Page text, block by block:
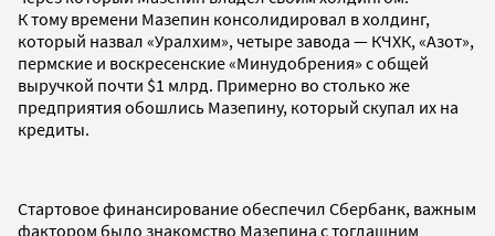
К тому времени Мазепин консолидировал в холдинг,
который назвал «Уралхим», четыре завода — КЧХК, «Азот»,
пермские и воскресенские «Минудобрения» с общей
выручкой почти $1 млрд. Примерно во столько же
предприятия обошлись Мазепину, который скупал их на
кредиты.
Стартовое финансирование обеспечил Сбербанк, важным
фактором было знакомство Мазепина с тогдашним